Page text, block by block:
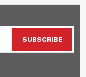
SUBSCRIBE